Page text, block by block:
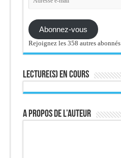
Abonnez-vous
Rejoignez les 358 autres abonnés
Lecture(s) en cours
A propos de l’auteur